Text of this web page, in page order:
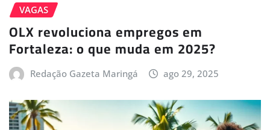
VAGAS
OLX revoluciona empregos em
Fortaleza: o que muda em 2025?
Redação Gazeta Maringá ago 29, 2025